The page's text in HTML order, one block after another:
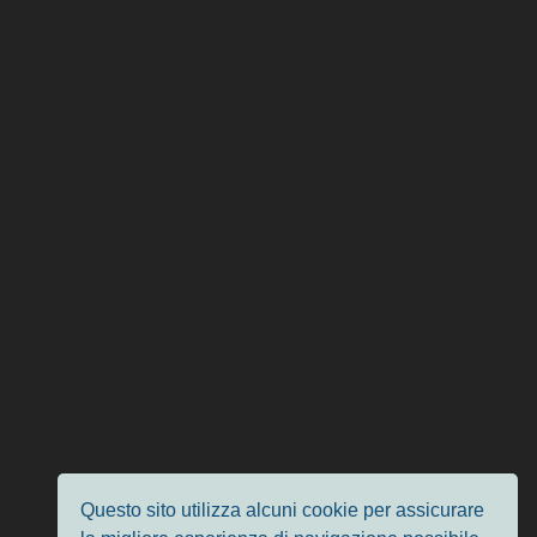
Questo sito utilizza alcuni cookie per assicurare